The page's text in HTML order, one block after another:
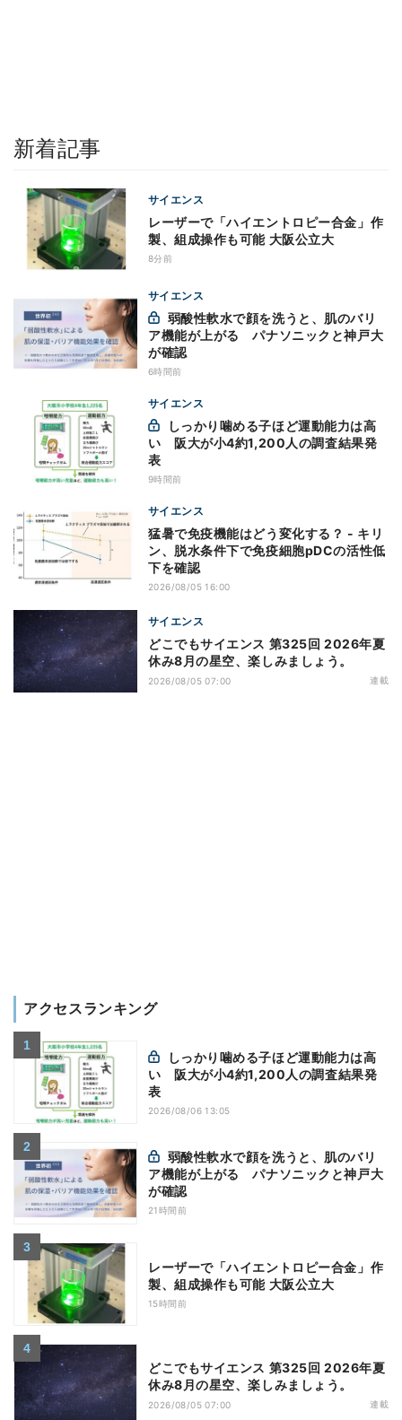
新着記事
サイエンス
レーザーで「ハイエントロピー合金」作
製、組成操作も可能 大阪公立大
8分前
サイエンス
ア機能が上がる パナソニックと神戸大
が確認
6時間前
サイエンス
い 阪大が小4約1,200人の調査結果発
表
9時間前
サイエンス
猛暑で免疫機能はどう変化する？ - キリ
ン、脱水条件下で免疫細胞pDCの活性低
下を確認
2026/08/05 16:00
サイエンス
どこでもサイエンス 第325回 2026年夏
休み8月の星空、楽しみましょう。
2026/08/05 07:00 連載
アクセスランキング
い 阪大が小4約1,200人の調査結果発
表
2026/08/06 13:05
ア機能が上がる パナソニックと神戸大
が確認
21時間前
レーザーで「ハイエントロピー合金」作
製、組成操作も可能 大阪公立大
15時間前
どこでもサイエンス 第325回 2026年夏
休み8月の星空、楽しみましょう。
2026/08/05 07:00 連載